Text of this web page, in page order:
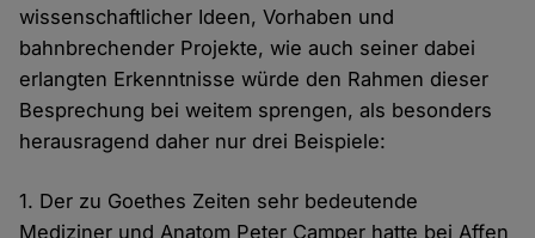
wissenschaftlicher Ideen, Vorhaben und
bahnbrechender Projekte, wie auch seiner dabei
erlangten Erkenntnisse würde den Rahmen dieser
Besprechung bei weitem sprengen, als besonders
herausragend daher nur drei Beispiele:
1. Der zu Goethes Zeiten sehr bedeutende
Mediziner und Anatom Peter Camper hatte bei Affen